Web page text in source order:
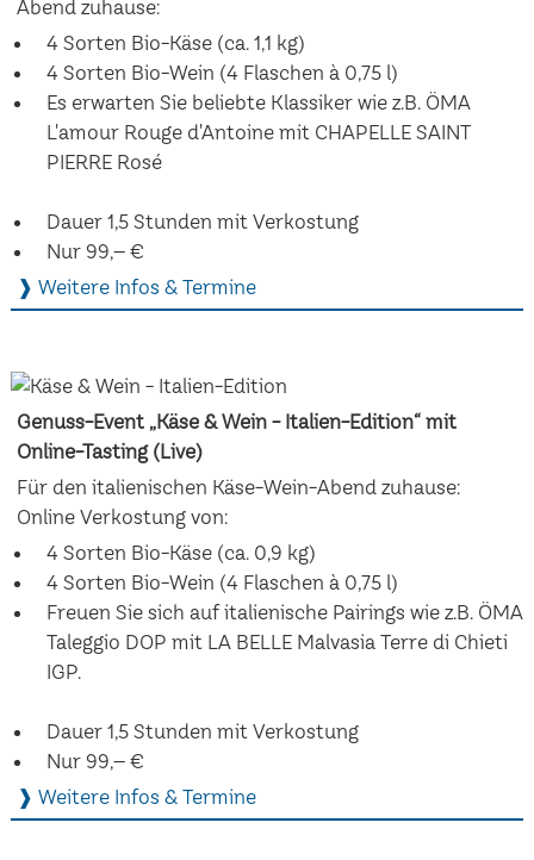
Abend zuhause:
4 Sorten Bio-Käse (ca. 1,1 kg)
4 Sorten Bio-Wein (4 Flaschen à 0,75 l)
Es erwarten Sie beliebte Klassiker wie z.B. ÖMA
L'amour Rouge d'Antoine mit CHAPELLE SAINT
PIERRE Rosé
Dauer 1,5 Stunden mit Verkostung
Nur 99,– €
❱ Weitere Infos & Termine
Genuss-Event „Käse & Wein - Italien-Edition“ mit
Online-Tasting (Live)
Für den italienischen Käse-Wein-Abend zuhause:
Online Verkostung von:
4 Sorten Bio-Käse (ca. 0,9 kg)
4 Sorten Bio-Wein (4 Flaschen à 0,75 l)
Freuen Sie sich auf italienische Pairings wie z.B. ÖMA
Taleggio DOP mit LA BELLE Malvasia Terre di Chieti
IGP.
Dauer 1,5 Stunden mit Verkostung
Nur 99,– €
❱ Weitere Infos & Termine